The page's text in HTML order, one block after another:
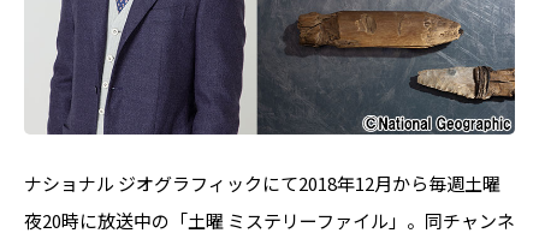
ナショナル ジオグラフィックにて2018年12月から毎週土曜
夜20時に放送中の「土曜 ミステリーファイル」。同チャンネ